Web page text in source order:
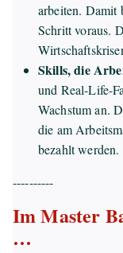
arbeiten. Damit
Schritt voraus.
Skills, die
und Real-Life-
Wachstum an.
die am
bezahlt werden.
----------
Im Master
…